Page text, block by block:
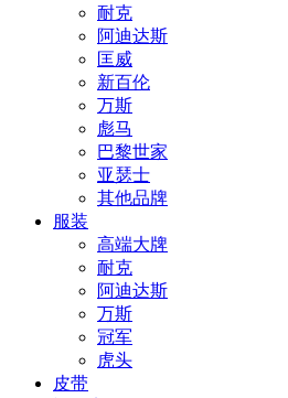
耐克
阿迪达斯
匡威
新百伦
万斯
彪马
巴黎世家
亚瑟士
其他品牌
服装
高端大牌
耐克
阿迪达斯
万斯
冠军
虎头
皮带